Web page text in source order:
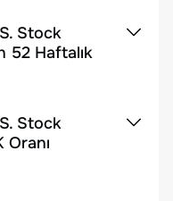
Stock
52 Haftalık
Stock